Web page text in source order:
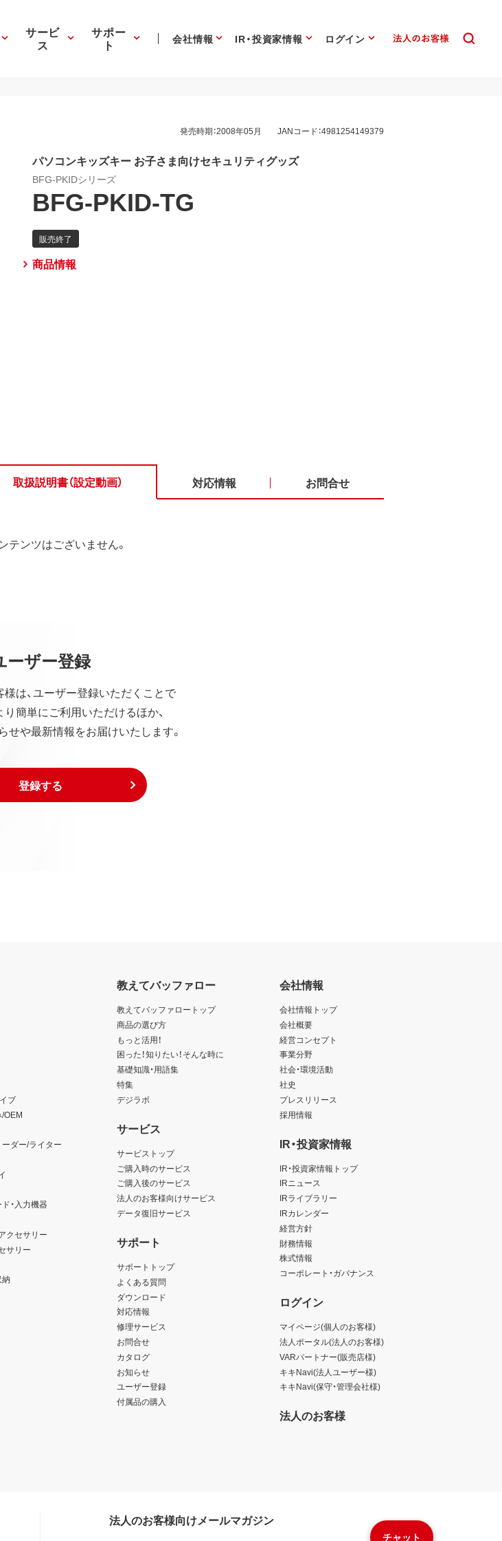
サービ
ス
サポー
ト 会社情報 IR・投資家情報 ログイン
発売時期：2008年05月 JANコード：4981254149379
パソコンキッズキー お子さま向けセキュリティグッズ
BFG-PKIDシリーズ
BFG-PKID-TG
商品情報
取扱説明書（設定動画） 対応情報 お問合せ
テンツはございません。
ーザー登録
は、ユーザー登録いただくことで
簡単にご利用いただけるほか、
せや最新情報をお届けいたします。
登録する
チャット
ブ
OEM
ーダー/ライター
・入力機器
クセサリー
サリー
納
教えてバッファロー
教えてバッファロートップ
商品の選び方
もっと活用！
困った！知りたい！そんな時に
基礎知識・用語集
特集
デジラボ
サービス
サービストップ
ご購入時のサービス
ご購入後のサービス
法人のお客様向けサービス
データ復旧サービス
サポート
サポートトップ
よくある質問
ダウンロード
対応情報
修理サービス
お問合せ
カタログ
お知らせ
ユーザー登録
付属品の購入
会社情報
会社情報トップ
会社概要
経営コンセプト
事業分野
社会・環境活動
社史
プレスリリース
採用情報
IR・投資家情報
IR・投資家情報トップ
IRニュース
IRライブラリー
IRカレンダー
経営方針
財務情報
株式情報
コーポレート・ガバナンス
ログイン
マイページ(個人のお客様)
法人ポータル(法人のお客様)
VARパートナー(販売店様)
キキNavi(法人ユーザー様)
キキNavi(保守・管理会社様)
法人のお客様
法人のお客様向けメールマガジン